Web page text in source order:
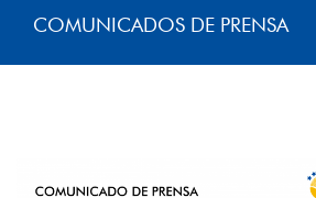
COMUNICADOS DE PRENSA